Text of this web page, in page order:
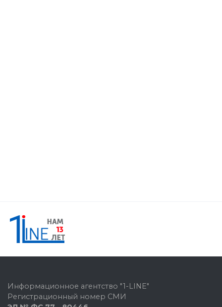
Информационное агентство "1-LINE"
Регистрационный номер СМИ